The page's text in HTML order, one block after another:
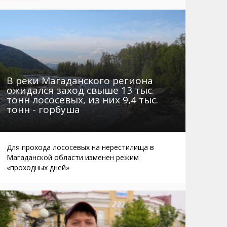
Автобусы Магадан – Аэропорт
Таблица приливов отливов
Не мусорить
Браконьеры
В реки Магаданского региона
ожидался заход свыше 13 тыс.
тонн лососевых, из них 9,4 тыс.
тонн - горбуша
Для прохода лососевых на нерестилища в
Магаданской области изменен режим
«проходных дней»